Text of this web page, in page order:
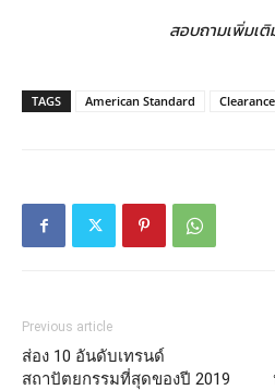
สอบถามเพิ่มเ
TAGS American Standard
Previous article
ส่อง 10 อันดับเทรนด์
สถาปัตยกรรมที่สุดของปี 2019